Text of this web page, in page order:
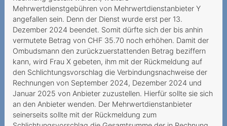
Mehrwertdienstgebühren von Mehrwertdienstanbieter Y
angefallen sein. Denn der Dienst wurde erst per 13.
Dezember 2024 beendet. Somit dürfte sich der bis anhin
vermutete Betrag von CHF 35.70 noch erhöhen. Damit der
Ombudsmann den zurückzuerstattenden Betrag beziffern
kann, wird Frau X gebeten, ihm mit der Rückmeldung auf
den Schlichtungsvorschlag die Verbindungsnachweise der
Rechnungen von September 2024, Dezember 2024 und
Januar 2025 von Anbieter zuzustellen. Hierfür sollte sie sich
an den Anbieter wenden. Der Mehrwertdienstanbieter
seinerseits sollte mit der Rückmeldung zum
Frais ditinerance en suisse
et manque de reseau
Se faire passer pour
quelqu'un d'autre
Droit de revocation en cas
de demarchage a domicile
Données mobiles non
justifiées